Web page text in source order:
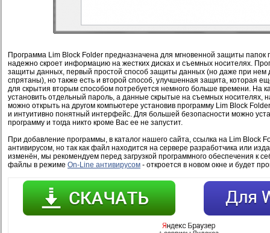
Программа Lim Block Folder предназначена для мгновенной защиты
надежно скроет информацию на жестких дисках и съемных носителях.
защиты данных, первый простой способ защиты данных (но даже при нем
спрятаны), но также есть и второй способ, улучшенная защита, которая
для скрытия вторым способом потребуется немного больше времени. На
установить отдельный пароль, а данные скрытые на съемных носителях,
можно открыть на другом компьютере установив программу Lim Block
и интуитивно понятный интерфейс. Для большей безопасности можно
программу и тогда никто кроме Вас ее не запустит.
При добавление программы, в каталог нашего сайта, ссылка на Lim Block
антивирусом, но так как файл находится на сервере разработчика или
изменён, мы рекомендуем перед загрузкой программного обеспечения к
файлы в режиме On-Line антивирусом - откроется в новом окне и будет